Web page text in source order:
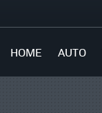
HOME AUTO